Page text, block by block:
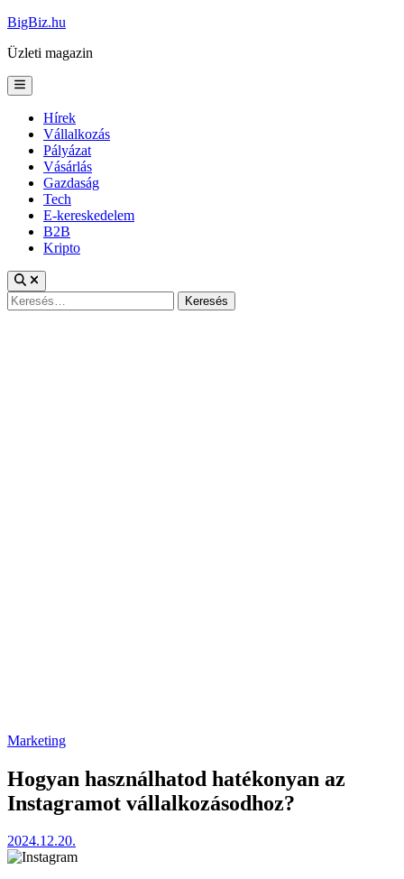
Skip
content
BigBiz.hu
Üzleti magazin
Main
Menu
Hírek
Vállalkozás
Pályázat
Vásárlás
Gazdaság
Tech
E-kereskedelem
B2B
Kripto
Keresés:
Posted
Marketing
Hogyan használhatod hatékonyan az
Instagramot vállalkozásodhoz?
2024.12.20.